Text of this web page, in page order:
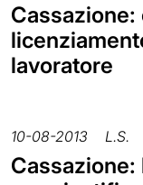
lavoratore
10-08-2013 L.S.